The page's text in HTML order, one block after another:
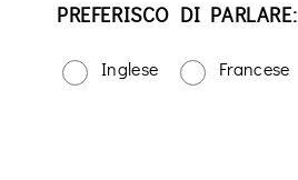
PREFERISCO DI PARLARE:
Inglese Francese